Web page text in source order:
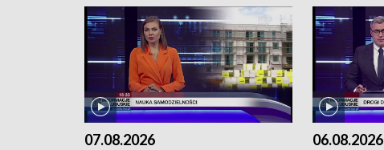
07.08.2026 06.08.2026